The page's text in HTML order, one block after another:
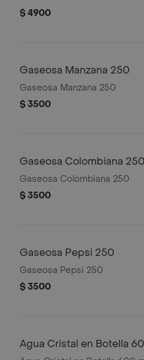
$ 4900
Gaseosa Manzana 250
Gaseosa Manzana 250
$ 3500
Gaseosa Colombiana 250
Gaseosa Colombiana 250
$ 3500
Gaseosa Pepsi 250
Gaseosa Pepsi 250
$ 3500
Agua Cristal en Botella